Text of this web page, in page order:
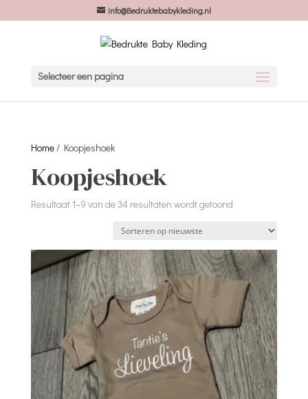
info@Bedruktebabykleding.nl
Selecteer een pagina
Home/ Koopjeshoek
Koopjeshoek
Resultaat 1–9 van de 34 resultaten wordt getoondGesorteerd
nieuwste